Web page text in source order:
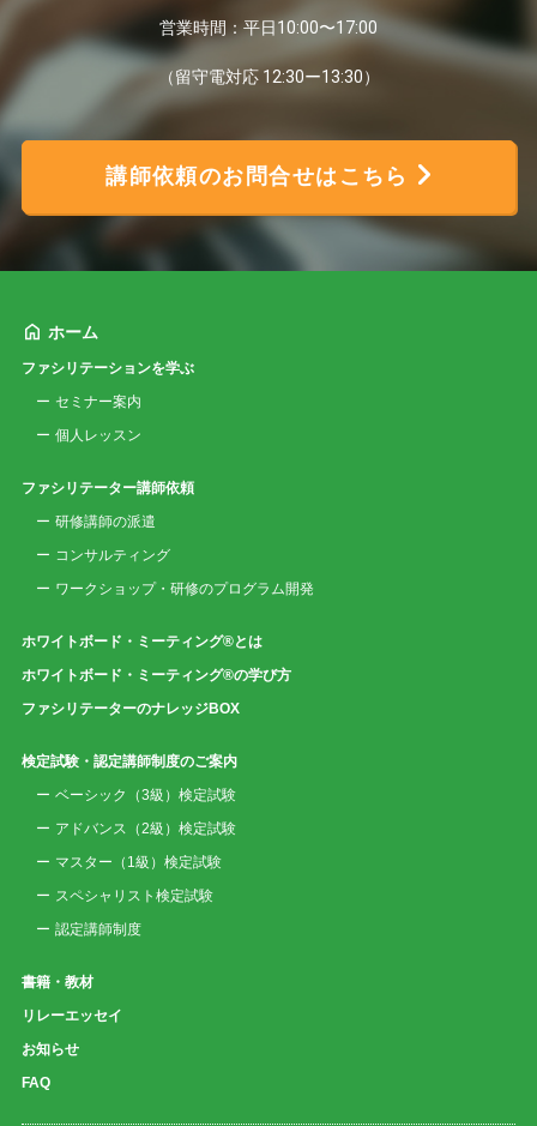
営業時間：平日10:00〜17:00
（留守電対応 12:30ー13:30）
講師依頼のお問合せはこちら
ホーム
ファシリテーションを学ぶ
セミナー案内
個人レッスン
ファシリテーター講師依頼
研修講師の派遣
コンサルティング
ワークショップ・研修のプログラム開発
ホワイトボード・ミーティング®とは
ホワイトボード・ミーティング®の学び方
ファシリテーターのナレッジBOX
検定試験・認定講師制度のご案内
ベーシック（3級）検定試験
アドバンス（2級）検定試験
マスター（1級）検定試験
スペシャリスト検定試験
認定講師制度
書籍・教材
リレーエッセイ
お知らせ
FAQ